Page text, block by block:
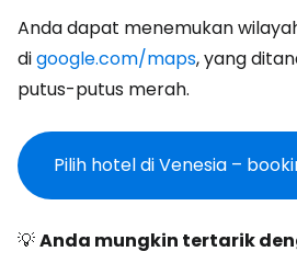
Anda dapat menemukan
digoogle.com/maps, yang
putus-putus merah.
Pilih hotel di Venesia –
💡Anda mungkin tertarik